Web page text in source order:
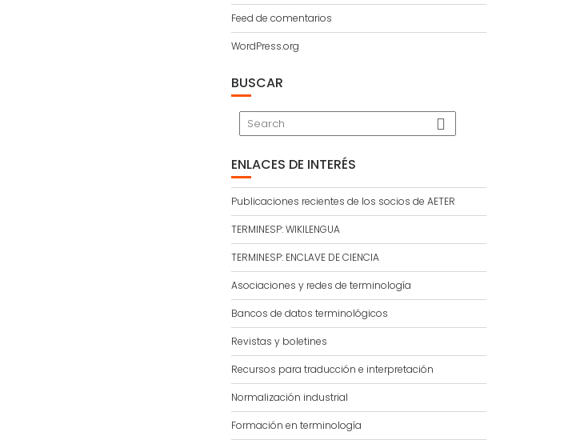
Feed de comentarios
WordPress.org
BUSCAR
ENLACES DE INTERÉS
Publicaciones recientes de los socios de AETER
TERMINESP: WIKILENGUA
TERMINESP: ENCLAVE DE CIENCIA
Asociaciones y redes de terminología
Bancos de datos terminológicos
Revistas y boletines
Recursos para traducción e interpretación
Normalización industrial
Formación en terminología